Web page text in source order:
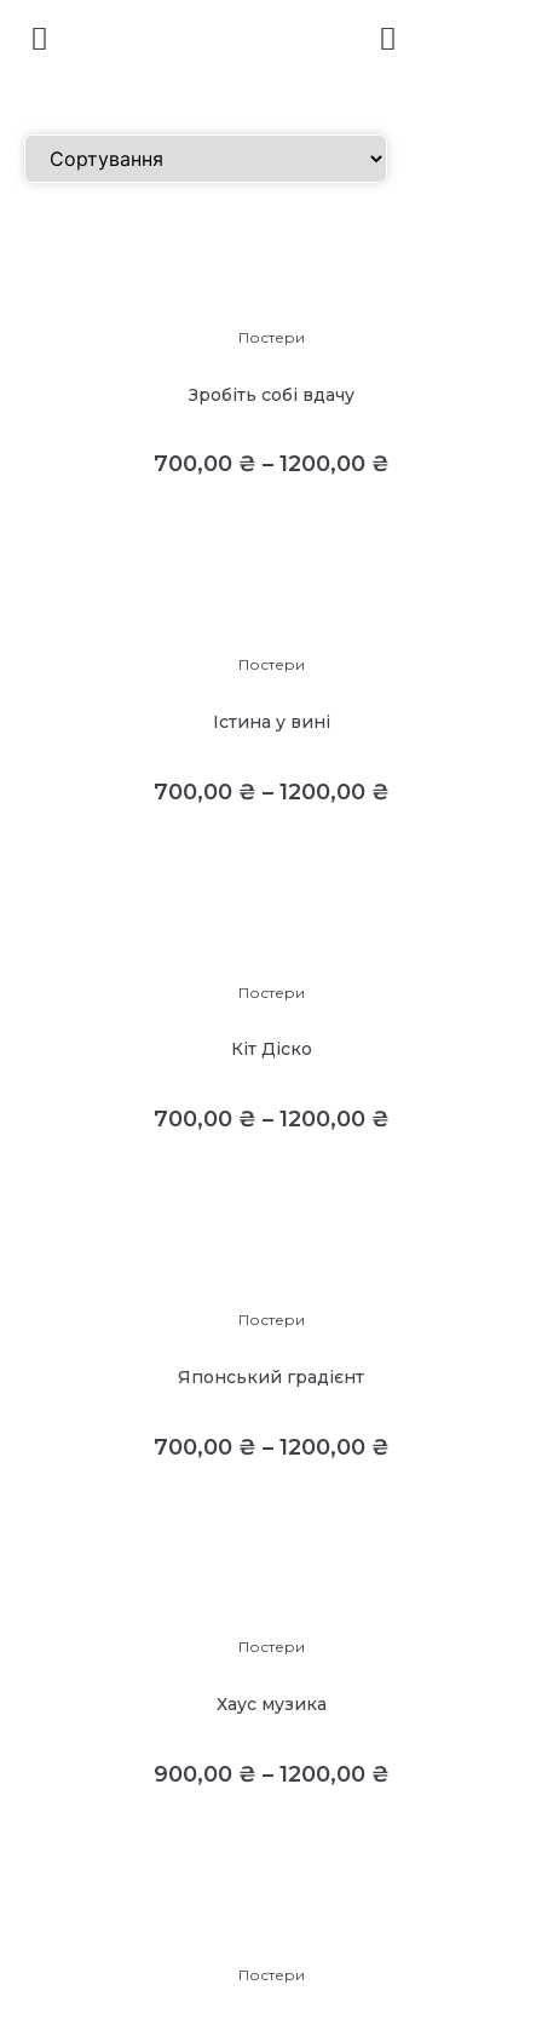
Постери
Зробіть собі вдачу
700,00 ₴ – 1200,00 ₴
Постери
Істина у вині
700,00 ₴ – 1200,00 ₴
Постери
Кіт Діско
700,00 ₴ – 1200,00 ₴
Постери
Японський градієнт
700,00 ₴ – 1200,00 ₴
Постери
Хаус музика
900,00 ₴ – 1200,00 ₴
Постери